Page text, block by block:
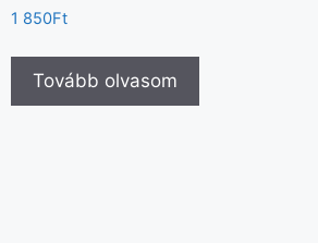
1 850Ft
Tovább olvasom